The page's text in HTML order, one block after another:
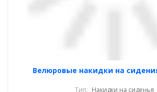
Велюровые накидки на
Тип: Накидки на сиденья